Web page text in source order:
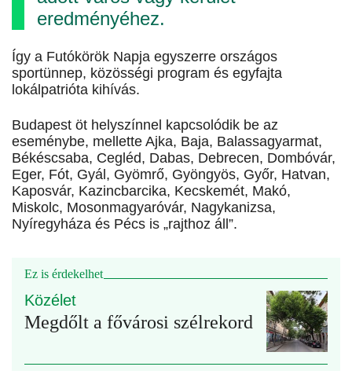
eredményéhez.
Így a Futókörök Napja egyszerre országos
sportünnep, közösségi program és egyfajta
lokálpatrióta kihívás.
Budapest öt helyszínnel kapcsolódik be az
eseménybe, mellette Ajka, Baja, Balassagyarmat,
Békéscsaba, Cegléd, Dabas, Debrecen, Dombóvár,
Eger, Fót, Gyál, Gyömrő, Gyöngyös, Győr, Hatvan,
Kaposvár, Kazincbarcika, Kecskemét, Makó,
Miskolc, Mosonmagyaróvár, Nagykanizsa,
Nyíregyháza és Pécs is „rajthoz áll”.
Ez is érdekelhet
Közélet
Megdőlt a fővárosi szélrekord